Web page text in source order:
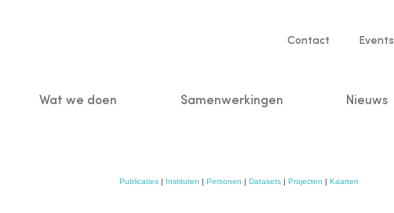
Service
Contact Events
Wat we doen Samenwerkingen Nieuws
Publicaties| Instituten | Personen | Datasets| Projecten | Kaarten